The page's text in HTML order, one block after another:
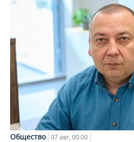
Общество 07 авг, 00:00